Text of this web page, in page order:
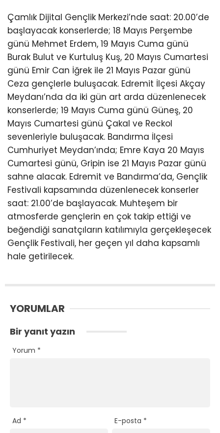
Çamlık Dijital Gençlik Merkezi’nde saat: 20.00’de
başlayacak konserlerde; 18 Mayıs Perşembe
günü Mehmet Erdem, 19 Mayıs Cuma günü
Burak Bulut ve Kurtuluş Kuş, 20 Mayıs Cumartesi
günü Emir Can İğrek ile 21 Mayıs Pazar günü
Ceza gençlerle buluşacak. Edremit İlçesi Akçay
Meydanı’nda da iki gün art arda düzenlenecek
konserlerde; 19 Mayıs Cuma günü Güneş, 20
Mayıs Cumartesi günü Çakal ve Reckol
sevenleriyle buluşacak. Bandırma İlçesi
Cumhuriyet Meydan’ında; Emre Kaya 20 Mayıs
Cumartesi günü, Gripin ise 21 Mayıs Pazar günü
sahne alacak. Edremit ve Bandırma’da, Gençlik
Festivali kapsamında düzenlenecek konserler
saat: 21.00’de başlayacak. Muhteşem bir
atmosferde gençlerin en çok takip ettiği ve
beğendiği sanatçıların katılımıyla gerçekleşecek
Gençlik Festivali, her geçen yıl daha kapsamlı
hale getirilecek.
YORUMLAR
Bir yanıt yazın
Yorum *
Ad * E-posta *